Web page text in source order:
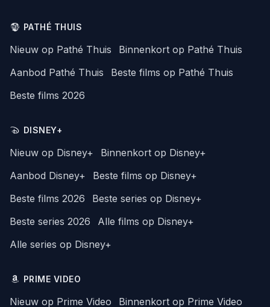
PATHÉ THUIS
Nieuw op Pathé Thuis
Binnenkort op Pathé Thuis
Aanbod Pathé Thuis
Beste films op Pathé Thuis
Beste films 2026
DISNEY+
Nieuw op Disney+
Binnenkort op Disney+
Aanbod Disney+
Beste films op Disney+
Beste films 2026
Beste series op Disney+
Beste series 2026
Alle films op Disney+
Alle series op Disney+
PRIME VIDEO
Nieuw op Prime Video
Binnenkort op Prime Video